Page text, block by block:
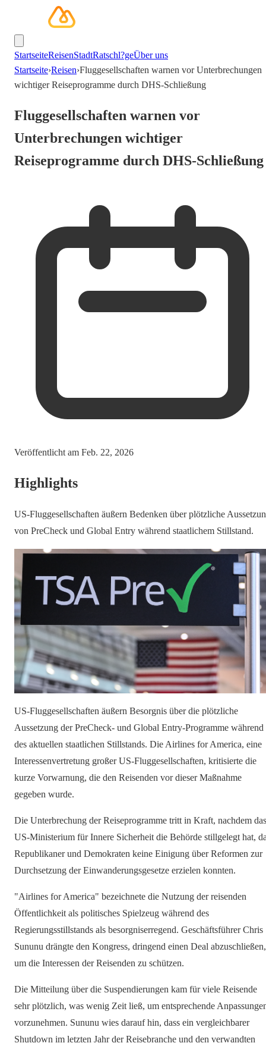
StartseiteReisenStadtRatschl?geÜber uns
Startseite›Reisen›Fluggesellschaften warnen vor Unterbrechungen
wichtiger Reiseprogramme durch DHS-Schließung
Fluggesellschaften warnen vor
Unterbrechungen wichtiger
Reiseprogramme durch DHS-Schließung
Veröffentlicht am Feb. 22, 2026
Highlights
US-Fluggesellschaften äußern Bedenken über plötzliche
von PreCheck und Global Entry während staatlichem Stillstand.
US-Fluggesellschaften äußern Besorgnis über die plötzliche
Aussetzung der PreCheck- und Global Entry-Programme während
des aktuellen staatlichen Stillstands. Die Airlines for America, eine
Interessenvertretung großer US-Fluggesellschaften, kritisierte die
kurze Vorwarnung, die den Reisenden vor dieser Maßnahme
gegeben wurde.
Die Unterbrechung der Reiseprogramme tritt in Kraft, nachdem das
US-Ministerium für Innere Sicherheit die Behörde stillgelegt hat,
Republikaner und Demokraten keine Einigung über Reformen zur
Durchsetzung der Einwanderungsgesetze erzielen konnten.
"Airlines for America" bezeichnete die Nutzung der reisenden
Öffentlichkeit als politisches Spielzeug während des
Regierungsstillstands als besorgniserregend. Geschäftsführer Chris
Sununu drängte den Kongress, dringend einen Deal abzuschließen,
um die Interessen der Reisenden zu schützen.
Die Mitteilung über die Suspendierungen kam für viele Reisende
sehr plötzlich, was wenig Zeit ließ, um entsprechende
vorzunehmen. Sununu wies darauf hin, dass ein vergleichbarer
Shutdown im letzten Jahr der Reisebranche und den verwandten